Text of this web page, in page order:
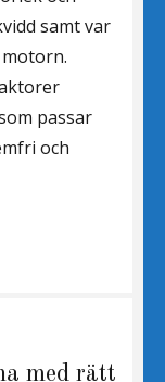
samt var
passar
och
med rätt